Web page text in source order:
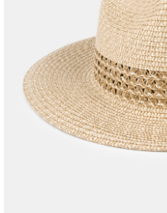
Адреса магазинов
Москва